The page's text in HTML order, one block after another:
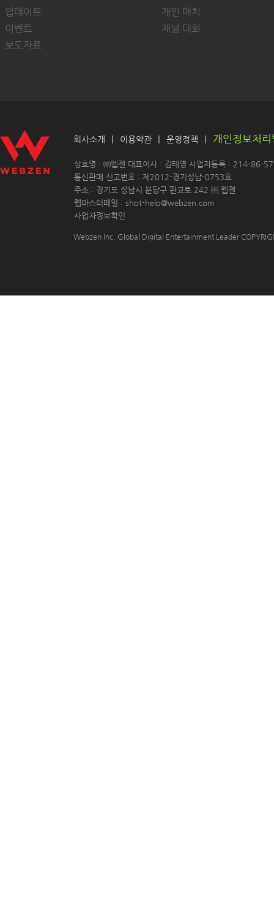
업데이트
이벤트
보도자료
개인 매치
채널 대회
회사소개 | 이용약관 | 운영정책 | 개인정보처
상호명 : ㈜웹젠 대표이사 : 김태영 사업자등록 : 214-86-
통신판매 신고번호 : 제2012-경기성남-0753호
주소 : 경기도 성남시 분당구 판교로 242 ㈜ 웹젠
웹마스터메일 : shot-help@webzen.com
사업자정보확인
Webzen Inc. Global Digital Entertainment Leader